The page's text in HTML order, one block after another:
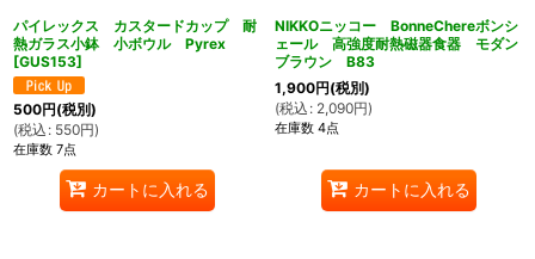
パイレックス カスタードカップ 耐
熱ガラス小鉢 小ボウル Pyrex
[GUS153]
500円(税別)
(税込 : 550円)
在庫数 7点
カートに入れる
NIKKOニッコー BonneChereボンシ
ェール 高強度耐熱磁器食器 モダン
ブラウン B83
1,900円(税別)
(税込 : 2,090円)
在庫数 4点
カートに入れる